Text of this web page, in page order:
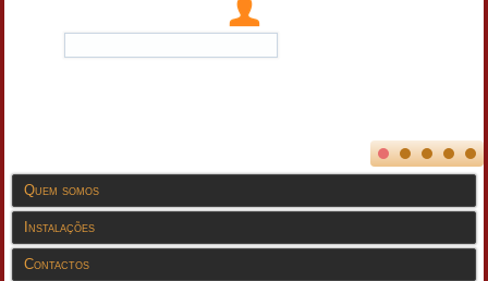
Quem somos
Instalações
Contactos